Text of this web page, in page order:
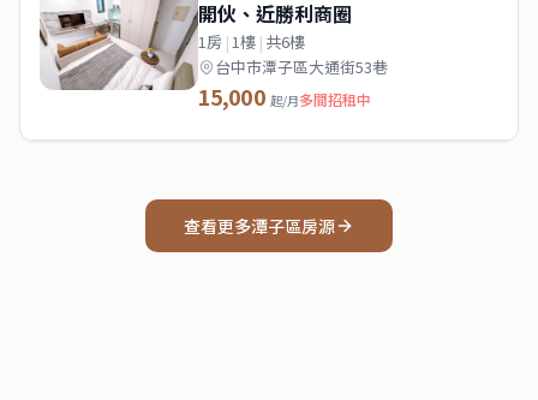
開伙、近勝利商圈
1房 |1樓 | 共6樓
台中市潭子區大通街53巷
15,000 起/月多間招租中
查看更多潭子區房源